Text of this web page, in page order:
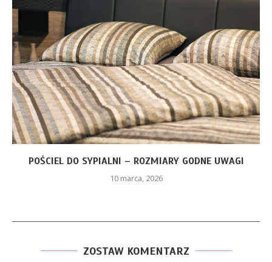
POŚCIEL DO SYPIALNI – ROZMIARY GODNE UWAGI
10 marca, 2026
ZOSTAW KOMENTARZ